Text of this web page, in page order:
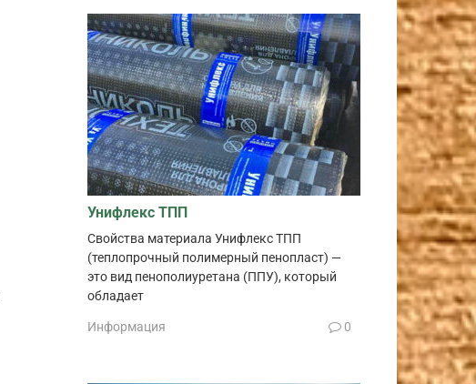
Унифлекс ТПП
Свойства материала Унифлекс ТПП
(теплопрочный полимерный пенопласт) —
это вид пенополиуретана (ППУ), который
обладает
Информация 0